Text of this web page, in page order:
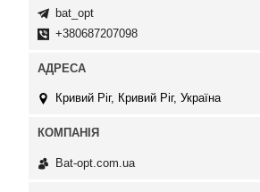
bat_opt
+380687207098
Кривий Ріг, Кривий Ріг, Україна
Bat-opt.com.ua